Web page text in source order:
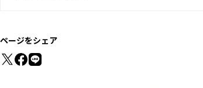
ページをシェア